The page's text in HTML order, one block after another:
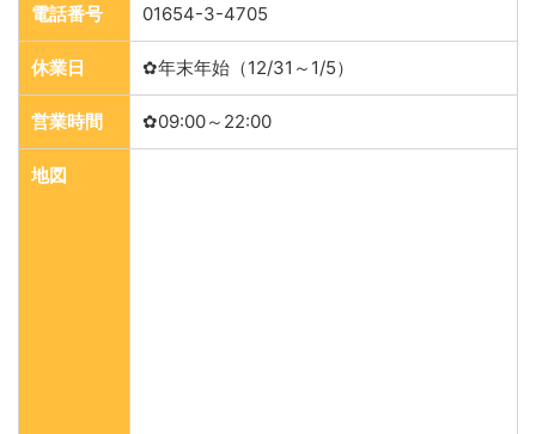
電話番号 01654-3-4705
休業日 ✿年末年始（12/31～1/5）
営業時間 ✿09:00～22:00
地図